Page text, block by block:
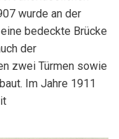
wurde an der
bedeckte Brücke
der
zwei Türmen sowie
Im Jahre 1911